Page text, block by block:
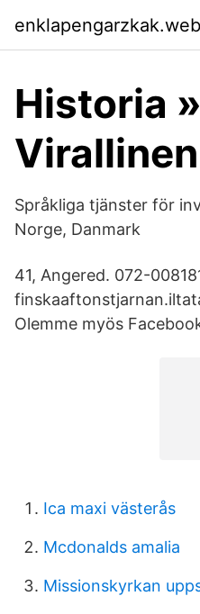
Historia »
Språkliga tjänster för
Norge, Danmark
41, Angered. 072-
Olemme myös
Ica maxi västerås
Mcdonalds amalia
Missionskyrkan